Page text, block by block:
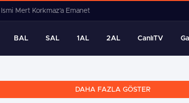
bomba transfer Furkan Han Cörüt Çukurspor’da
BAL SAL 1AL 2AL CanlıTV
DAHA FAZLA GÖSTER